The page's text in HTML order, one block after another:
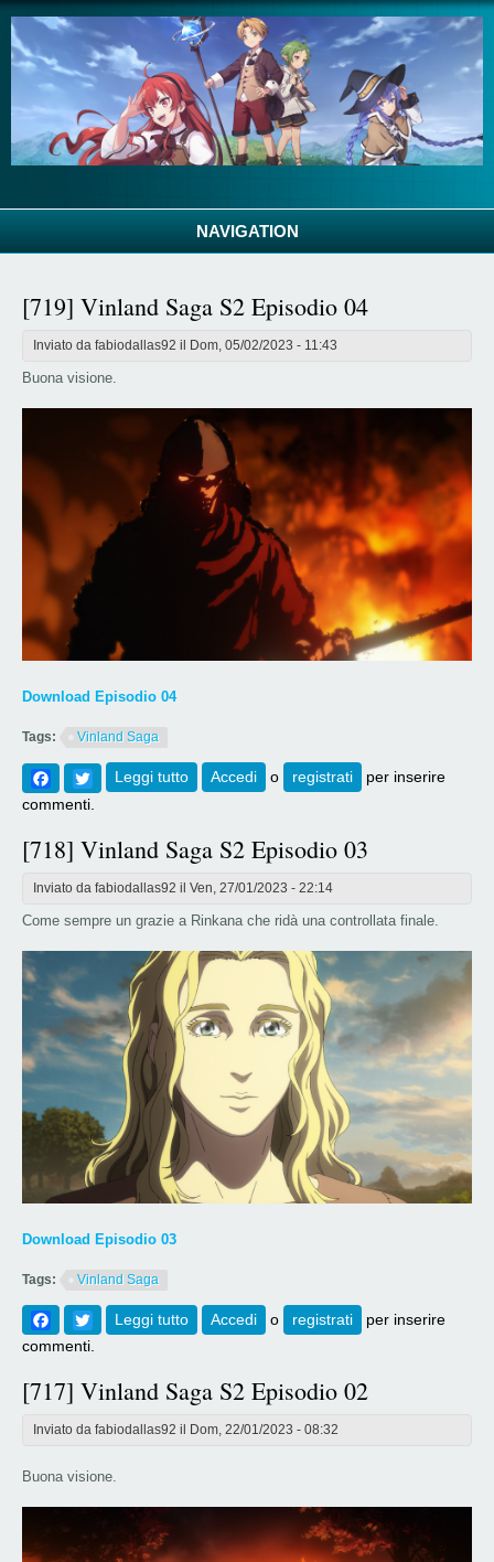
NAVIGATION
[719] Vinland Saga S2 Episodio 04
Inviato da fabiodallas92 il Dom, 05/02/2023 - 11:43
Buona visione.
Download Episodio 04
Tags: Vinland Saga
Facebook
Twitter
Leggi tutto su [719] Vinland Saga S2 Episodio 04
Accedi o registrati
per inserire
commenti.
[718] Vinland Saga S2 Episodio 03
Inviato da fabiodallas92 il Ven, 27/01/2023 - 22:14
Come sempre un grazie a Rinkana che ridà una controllata finale.
Download Episodio 03
Tags: Vinland Saga
Facebook
Twitter
Leggi tutto su [718] Vinland Saga S2 Episodio 03
Accedi o registrati
per inserire
commenti.
[717] Vinland Saga S2 Episodio 02
Inviato da fabiodallas92 il Dom, 22/01/2023 - 08:32
Buona visione.